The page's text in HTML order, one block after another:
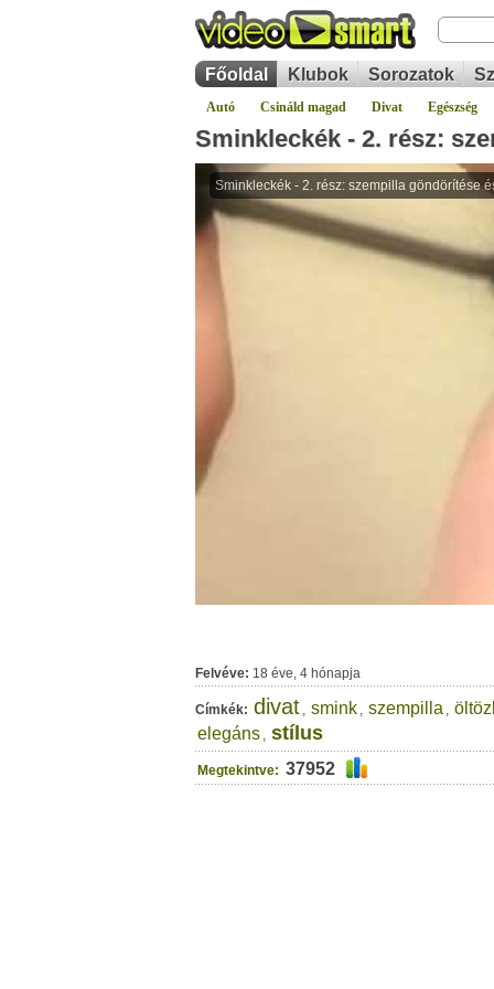
Főoldal Klubok Sorozatok
Autó Csináld magad Divat Egészség
Sminkleckék - 2. rész:
Felvéve: 18 éve, 4 hónapja
Címkék: divat , smink , szempilla ,
elegáns , stílus
Megtekintve: 37952